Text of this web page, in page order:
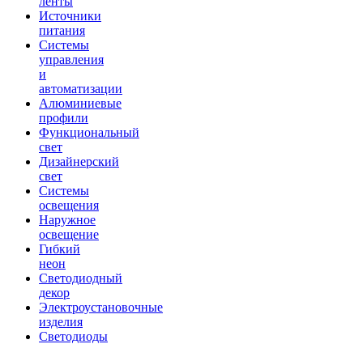
Источники
питания
Системы
управления
и
автоматизации
Алюминиевые
профили
Функциональный
свет
Дизайнерский
свет
Системы
освещения
Наружное
освещение
Гибкий
неон
Светодиодный
декор
Электроустановочные
изделия
Светодиоды